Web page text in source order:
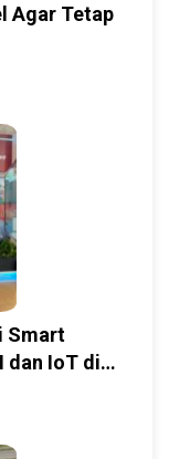
Agar Tetap
Smart
dan IoT di